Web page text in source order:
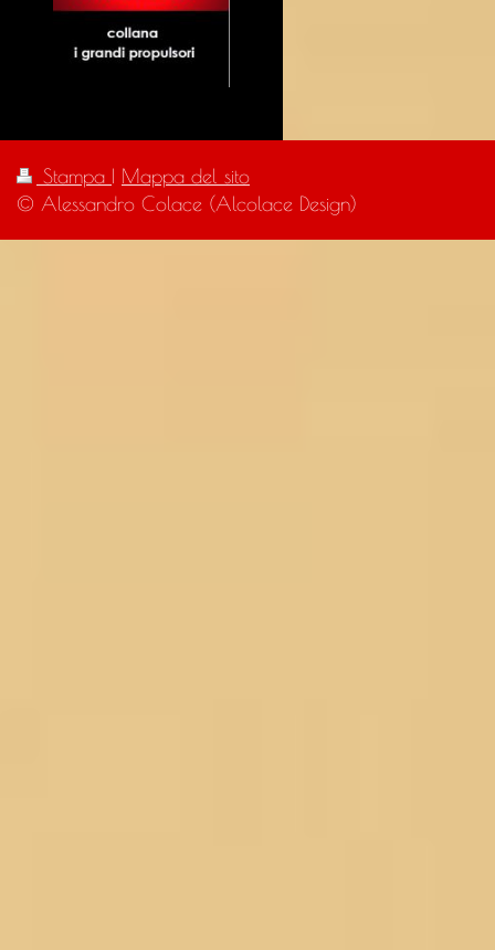
Stampa | Mappa del sito
© Alessandro Colace (Alcolace Design)